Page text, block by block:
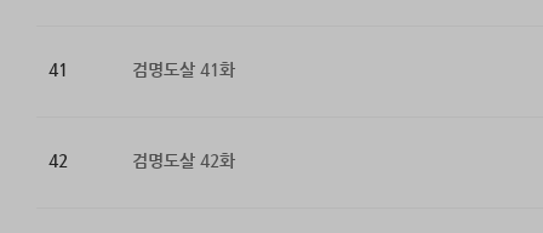
41 검명도살 41화
42 검명도살 42화